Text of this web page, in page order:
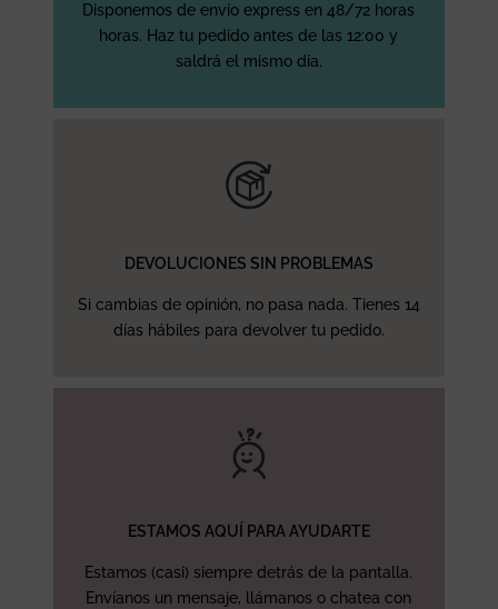
Disponemos de envío express en 48/72 horas
horas. Haz tu pedido antes de las 12:00 y
saldrá el mismo día.
DEVOLUCIONES SIN PROBLEMAS
Si cambias de opinión, no pasa nada. Tienes 14
días hábiles para devolver tu pedido.
ESTAMOS AQUÍ PARA AYUDARTE
Estamos (casi) siempre detrás de la pantalla.
Envíanos un mensaje, llámanos o chatea con